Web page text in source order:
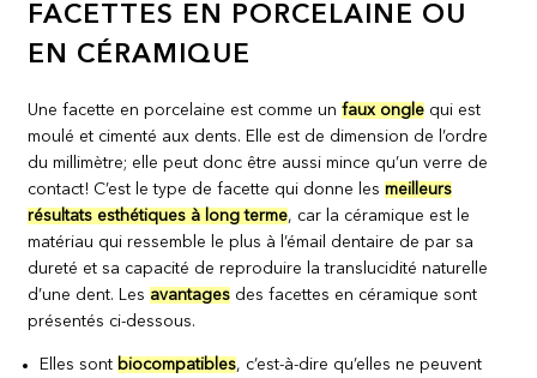
FACETTES EN PORCELAINE OU
EN CÉRAMIQUE
Une facette en porcelaine est comme unfaux ongle qui est
moulé et cimenté aux dents. Elle est de dimension de l’ordre
du millimètre; elle peut donc être aussi mince qu’un verre de
contact! C’est le type de facette qui donne lesmeilleurs
résultats esthétiques à long terme, car la céramique est le
matériau qui ressemble le plus à l’émail dentaire de par sa
dureté et sa capacité de reproduire la translucidité naturelle
d’une dent. Les avantages des facettes en céramique sont
présentés ci-dessous.
Elles sont biocompatibles, c’est-à-dire qu’elles ne peuvent